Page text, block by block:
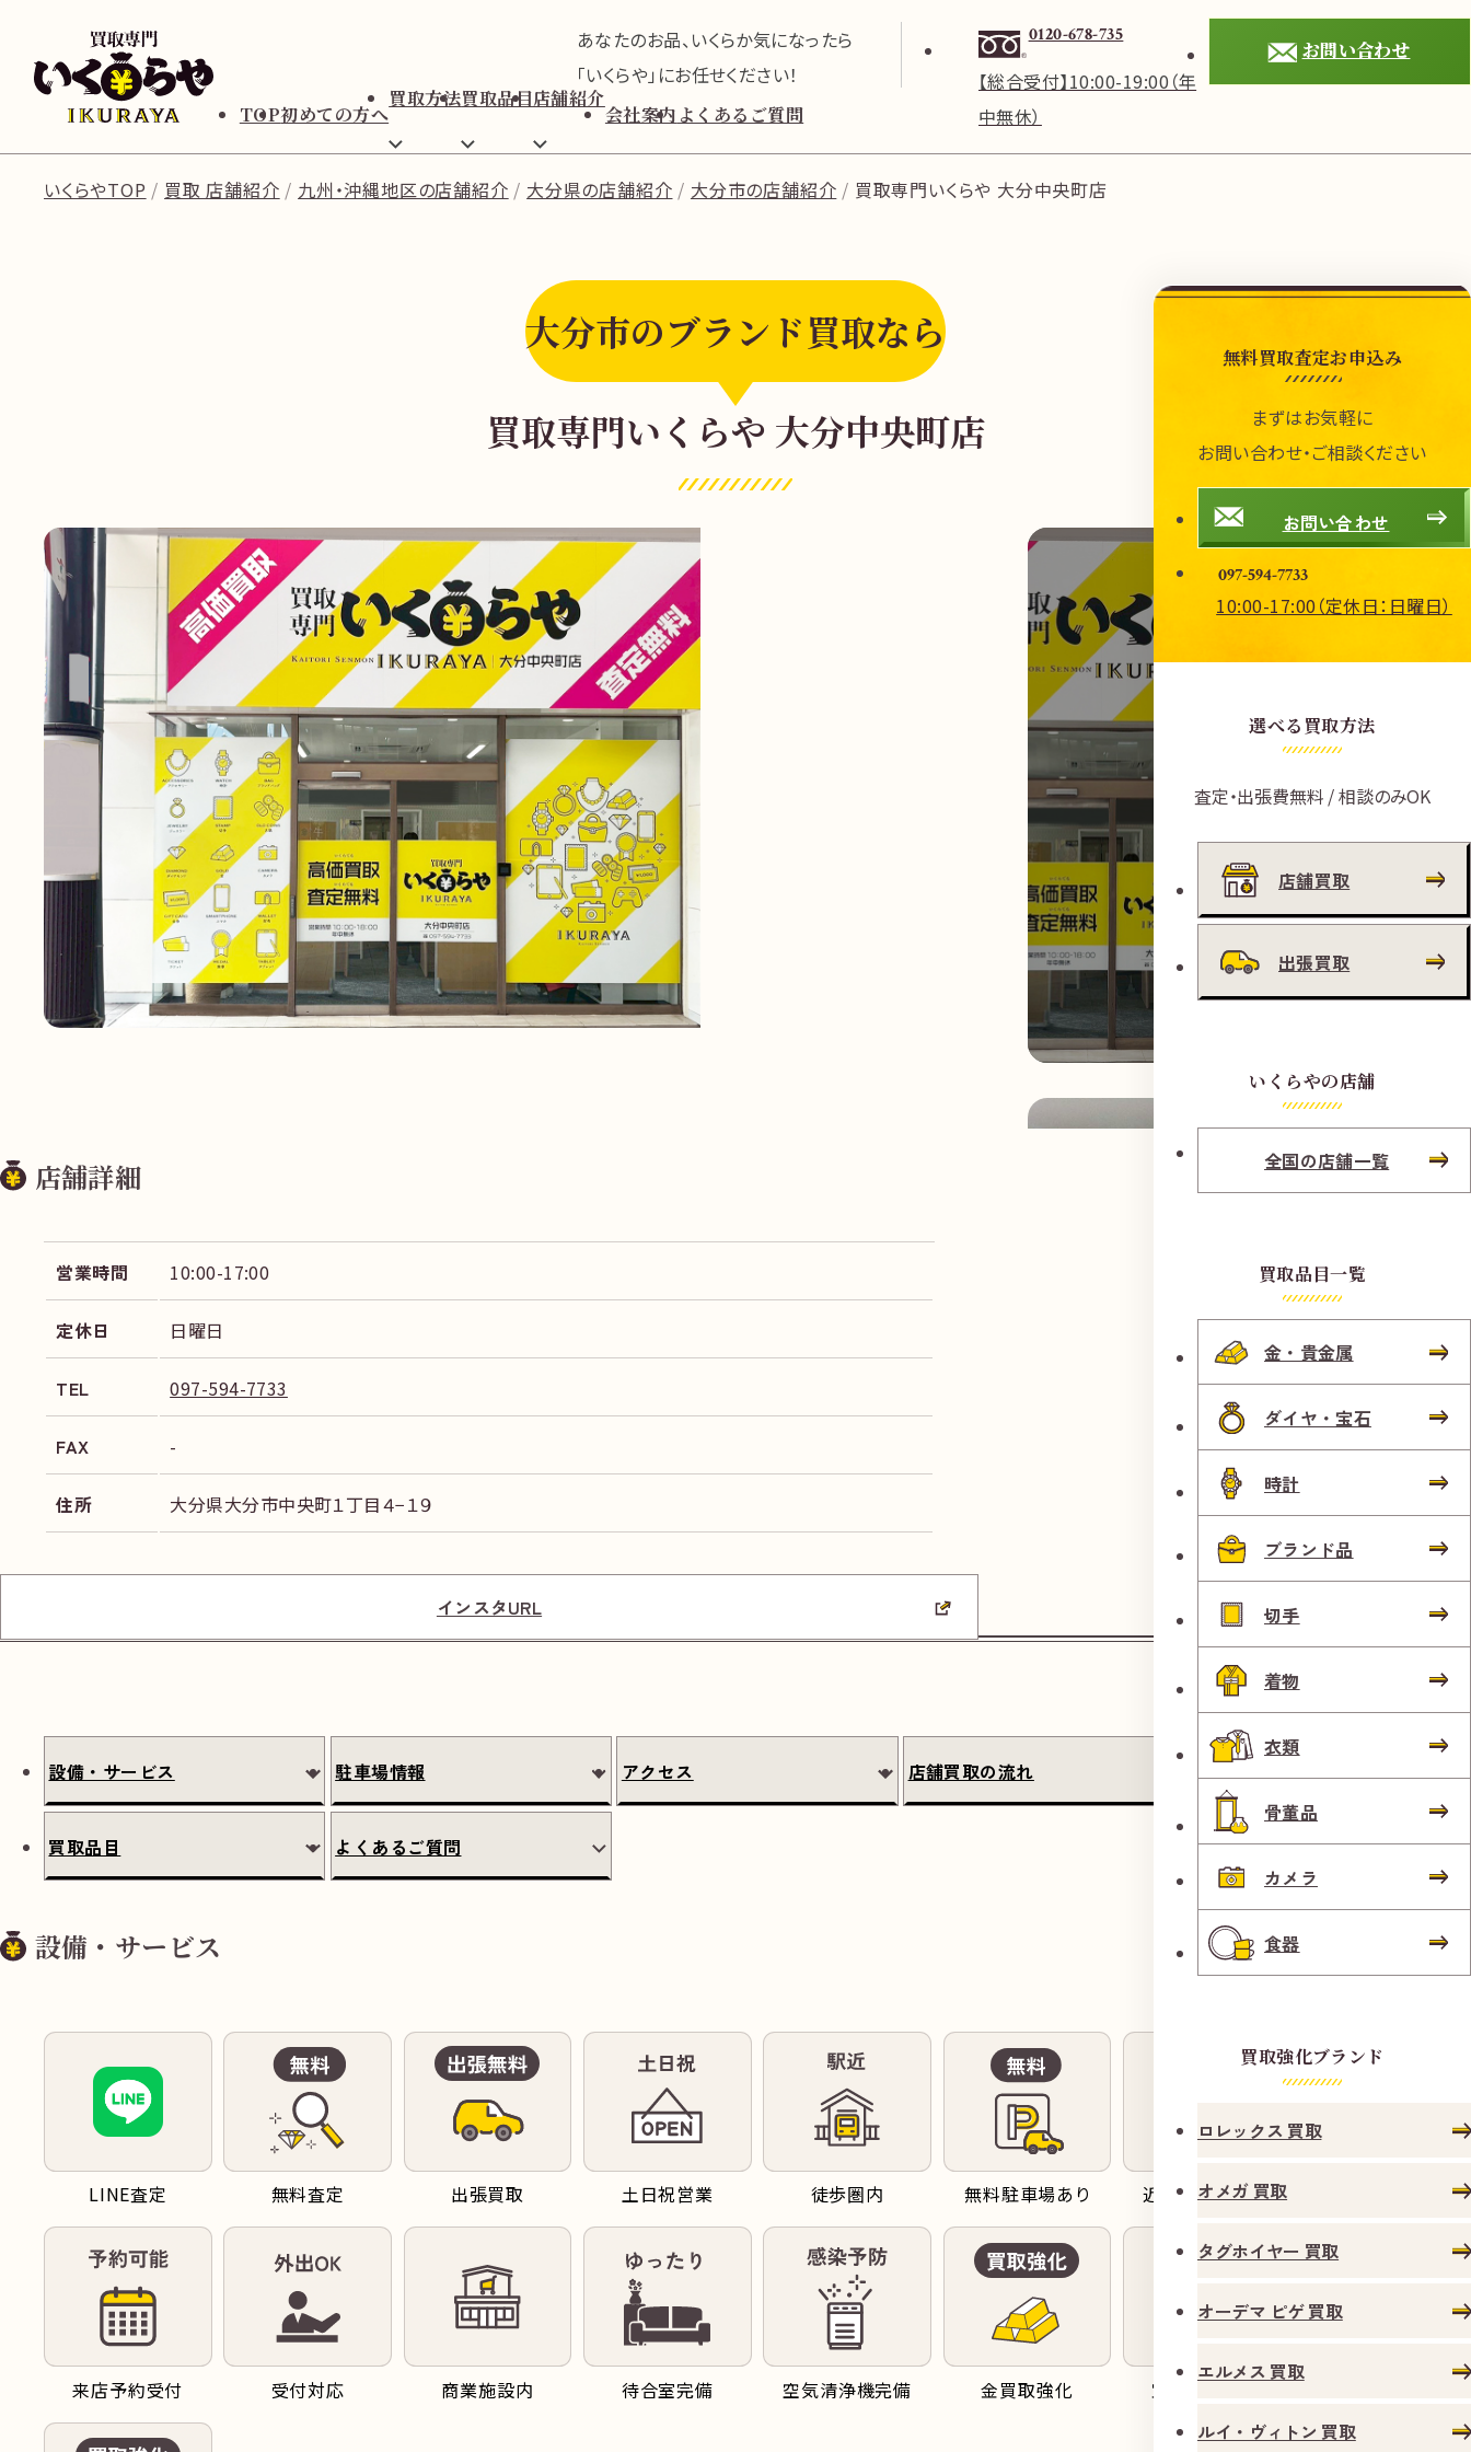
あなたのお品、いくらか気になったら
「いくらや」にお任せください！
0120-678-735
【総合受付】10:00-19:00（年
中無休）
お問い合わせ
TOP初めての方へ
買取方法買取品目店舗紹介
会社案内 よくあるご質問
いくらやTOP 買取 店舗紹介 九州・沖縄地区の店舗紹介 大分県の店舗紹介 大分市の店舗紹介 買取専門いくらや 大分中央町店
大分市のブランド買取なら
買取専門いくらや 大分中央町店
店舗詳細
営業時間 10:00-17:00
定休日 日曜日
TEL 097-594-7733
FAX -
住所 大分県大分市中央町１丁目４−１９
インスタURL
設備・サービス 駐車場情報 アクセス 店舗買取の流れ 店長のご挨拶
買取品目 よくあるご質問
設備・サービス
LINE査定 無料査定 出張買取 土日祝営業 徒歩圏内 無料駐車場あり 近隣駐車場充実
来店予約受付 受付対応 商業施設内 待合室完備 空気清浄機完備 金買取強化 宝石買取強化
無料買取査定お申込み
まずはお気軽に
お問い合わせ・ご相談ください
お問い合わせ
097-594-7733
10:00-17:00（定休日：日曜日）
選べる買取方法
査定・出張費無料 / 相談のみOK
店舗買取
出張買取
いくらやの店舗
全国の店舗一覧
買取品目一覧
金・貴金属
ダイヤ・宝石
時計
ブランド品
切手
着物
衣類
骨董品
カメラ
食器
買取強化ブランド
ロレックス 買取
オメガ 買取
タグホイヤー 買取
オーデマ ピゲ 買取
エルメス 買取
ルイ・ヴィトン 買取